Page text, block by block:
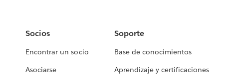
Socios
Encontrar un socio
Asociarse
Soporte
Base de conocimientos
Aprendizaje y certificaciones